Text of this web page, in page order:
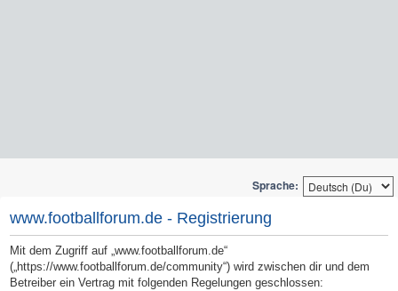
Sprache:
www.footballforum.de - Registrierung
Mit dem Zugriff auf „www.footballforum.de“
(„https://www.footballforum.de/community“) wird zwischen dir und dem
Betreiber ein Vertrag mit folgenden Regelungen geschlossen: